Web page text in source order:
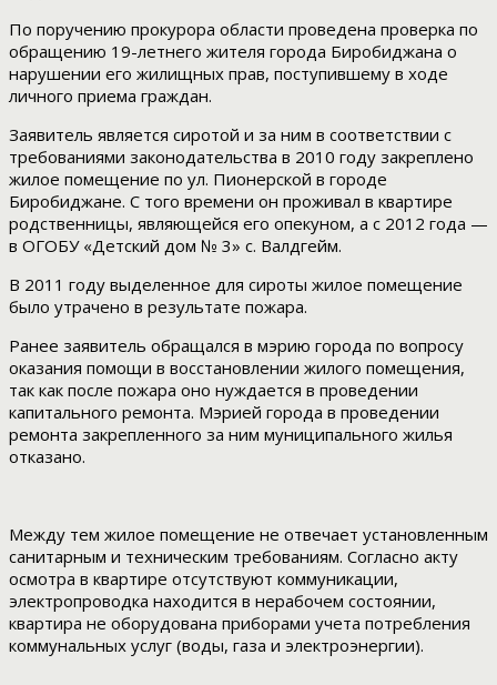
По поручению прокурора области проведена проверка по
обращению 19-летнего жителя города Биробиджана о
нарушении его жилищных прав, поступившему в ходе
личного приема граждан.
Заявитель является сиротой и за ним в соответствии с
требованиями законодательства в 2010 году закреплено
жилое помещение по ул. Пионерской в городе
Биробиджане. С того времени он проживал в квартире
родственницы, являющейся его опекуном, а с 2012 года —
в ОГОБУ «Детский дом № 3» с. Валдгейм.
В 2011 году выделенное для сироты жилое помещение
было утрачено в результате пожара.
Ранее заявитель обращался в мэрию города по вопросу
оказания помощи в восстановлении жилого помещения,
так как после пожара оно нуждается в проведении
капитального ремонта. Мэрией города в проведении
ремонта закрепленного за ним муниципального жилья
отказано.
Между тем жилое помещение не отвечает установленным
санитарным и техническим требованиям. Согласно акту
осмотра в квартире отсутствуют коммуникации,
электропроводка находится в нерабочем состоянии,
квартира не оборудована приборами учета потребления
коммунальных услуг (воды, газа и электроэнергии).